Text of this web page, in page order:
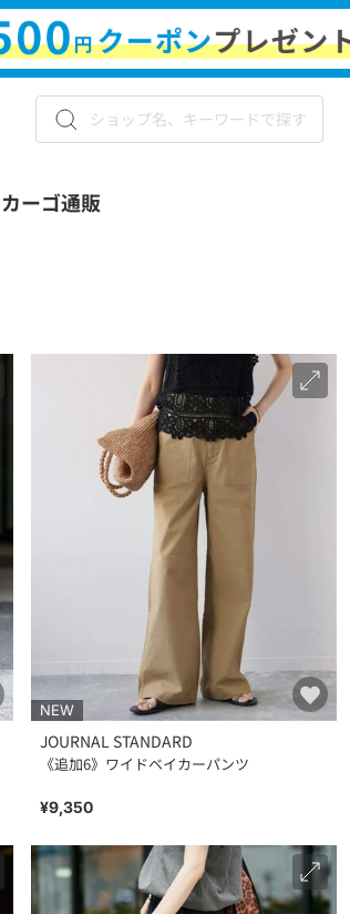
カーゴ通販
NEW
JOURNAL STANDARD
《追加6》ワイドベイカーパンツ
¥9,350